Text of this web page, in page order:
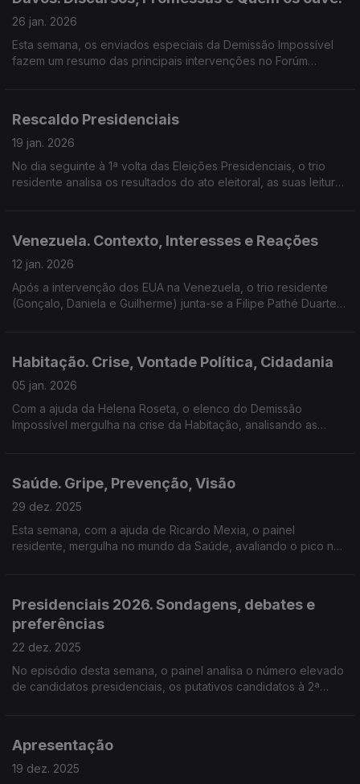
26 jan. 2026
Esta semana, os enviados especiais da Demissão Impossível
fazem um resumo das principais intervenções no Forúm
Rescaldo Presidenciais
19 jan. 2026
No dia seguinte à 1ª volta das Eleições Presidenciais, o trio
residente analisa os resultados do ato eleitoral, as suas leituras
Venezuela. Contexto, Interesses e Reações
12 jan. 2026
Após a intervenção dos EUA na Venezuela, o trio residente
(Gonçalo, Daniela e Guilherme) junta-se a Filipe Pathé Duarte
Habitação. Crise, Vontade Política, Cidadania
05 jan. 2026
Com a ajuda da Helena Roseta, o elenco do Demissão
Impossível mergulha na crise da Habitação, analisando as
Saúde. Gripe, Prevenção, Visão
29 dez. 2025
Esta semana, com a ajuda de Ricardo Mexia, o painel
residente, mergulha no mundo da Saúde, avaliando o pico nas
Presidenciais 2026. Sondagens, debates e
preferências
22 dez. 2025
No episódio desta semana, o painel analisa o número elevado
de candidatos presidenciais, os putativos candidatos à 2ª
Apresentação
19 dez. 2025